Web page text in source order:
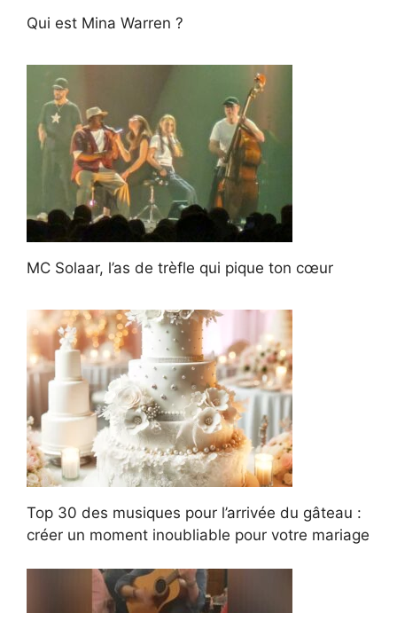
Qui est Mina Warren ?
MC Solaar, l’as de trèfle qui pique ton cœur
Top 30 des musiques pour l’arrivée du gâteau :
créer un moment inoubliable pour votre mariage